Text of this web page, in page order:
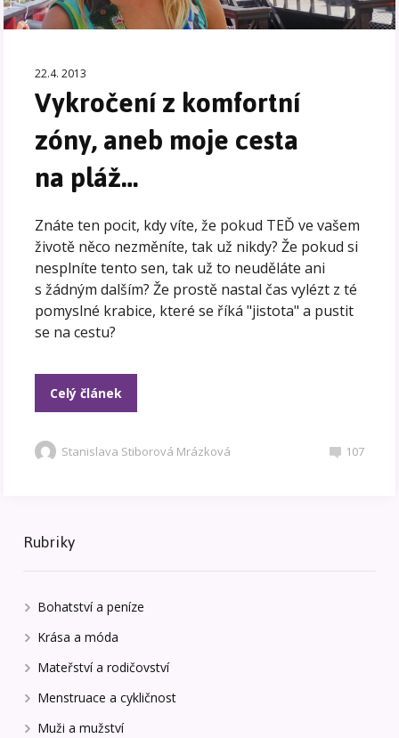
22.4. 2013
Vykročení z komfortní
zóny, aneb moje cesta
na pláž…
Znáte ten pocit, kdy víte, že pokud TEĎ ve vašem
životě něco nezměníte, tak už nikdy? Že pokud si
nesplníte tento sen, tak už to neuděláte ani
s žádným dalším? Že prostě nastal čas vylézt z té
pomyslné krabice, které se říká "jistota" a pustit
se na cestu?
Celý článek
Stanislava Stiborová Mrázková 107
Rubriky
Bohatství a peníze
Krása a móda
Mateřství a rodičovství
Menstruace a cykličnost
Muži a mužství